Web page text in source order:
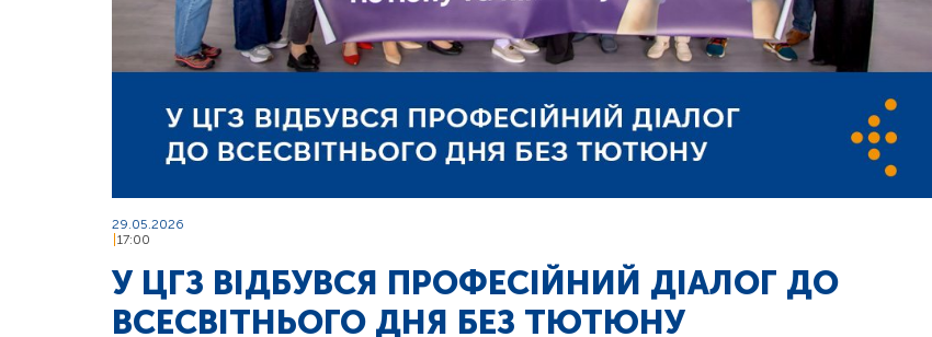
29.05.2026
17:00
У ЦГЗ ВІДБУВСЯ ПРОФЕСІЙНИЙ ДІАЛОГ ДО
ВСЕСВІТНЬОГО ДНЯ БЕЗ ТЮТЮНУ